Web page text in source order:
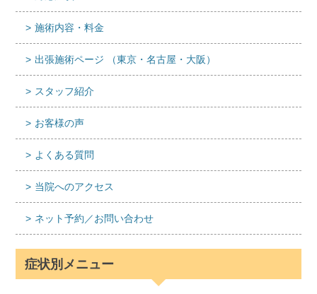
施術内容・料金
出張施術ページ （東京・名古屋・大阪）
スタッフ紹介
お客様の声
よくある質問
当院へのアクセス
ネット予約／お問い合わせ
症状別メニュー